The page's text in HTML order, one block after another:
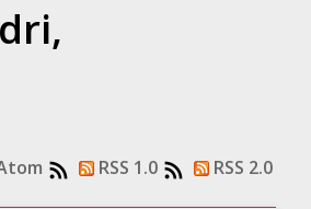
RSS 1.0 RSS 2.0